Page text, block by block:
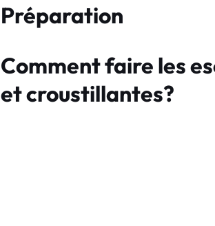
Préparation
Comment faire les
et croustillantes?